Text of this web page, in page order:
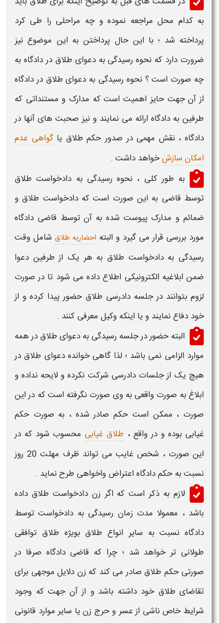
به کدام محل مراجعه نموده و چه مراحلی را طی کرد
پرداخته شد ؛ با این حال پرداختن به این موضوع نیز
ضرورت دارد که نحوه رسیدگی به دعوای طلاق در دادگاه به
چه صورت است ؟نحوه رسیدگی به دعوای طلاقدر دادگاه
از آن جهت حایز اهمیت است که مدارک و مستنداتی که
طرفین به دادگاه ارائه می نمایند و نیز صحبت های آنها در
دادگاه ، نقش مهمی در صدور حکم طلاق یاگواهی عدم
امکان سازشخواهد داشت .
به طور کلی ، نحوه رسیدگی به دادخواست طلاق
توسط قاضی به این صورت است کهدادخواست طلاق و
ضمائم و مدارک پیوست شده به آن توسط قاضی دادگاه
مورد بررسی قرار می گیرد و البته احضاریه طلاق شامل وقت
رسیدگی به دادخواست طلاق به هر یک از طرفین دعوا
ضمن ابلاغیه الکترونیکی اطلاع داده می شود تا در صورت
لزوم بتوانند در جلسه دادرسی طلاق حضور پیدا کرده و از
خود دفاع نمایند و یا اینکه وکیل معرفی کنند .
البته حضور در جلسه رسیدگی به دعوای طلاق در همه
موارد الزامی نمی باشد ؛ لذا گاهی خوانده دعوای طلاق در
هیچ یک از جلسات دادرسی شرکت نکرده و لایحه نداده و
ابلاغ به صورت واقعی به وی صورت نگرفته است که در این
صورت ، ممکن است حکم صادر شده ، به صورت حکم
غیابی بوده و در واقع ، طلاق غیابی محسوب شود که در
این صورت ، شخص غایب می تواند ظرف مهلت 20 روز
نسبت به حکم دادگاه اعتراض واخواهی طرح نماید .
لازم به ذکر است که اگر زن دادخواست طلاق داده
باشد ، معمولا مدت زمان رسیدگی به دادخواست توسط
دادگاه نسبت به سایر انواع طلاقبویژه طلاق توافقی
طولانی تر خواهد شد ؛ چرا که قاضی دادگاه صرفا در
صورتی حکم طلاق صادر می کند که زن دلایل موجهی برای
تقاضای طلاقخود داشته باشد و از آن جهت که وجود
شرایط خاص ناشی از عسر و حرج زن یا سایر موارد قانونی